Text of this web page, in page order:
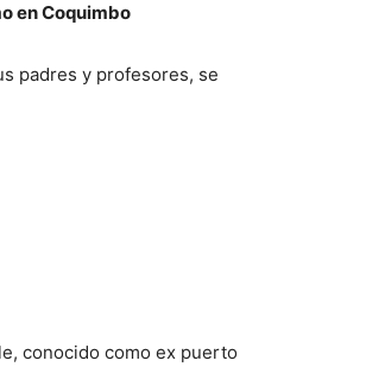
en Coquimbo
padres y profesores, se
conocido como ex puerto